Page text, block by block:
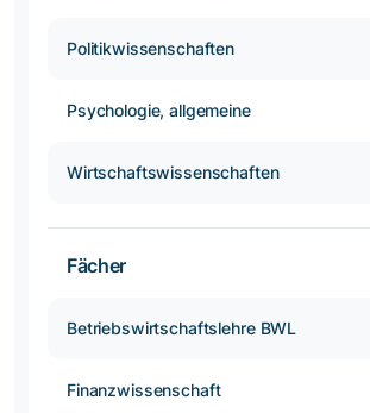
Politikwissenschaften
Psychologie, allgemeine
Wirtschaftswissenschaften
Fächer
Betriebswirtschaftslehre BWL
Finanzwissenschaft